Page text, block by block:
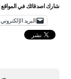
شارك اصدقائك في المواقع
البريد الإلكتروني